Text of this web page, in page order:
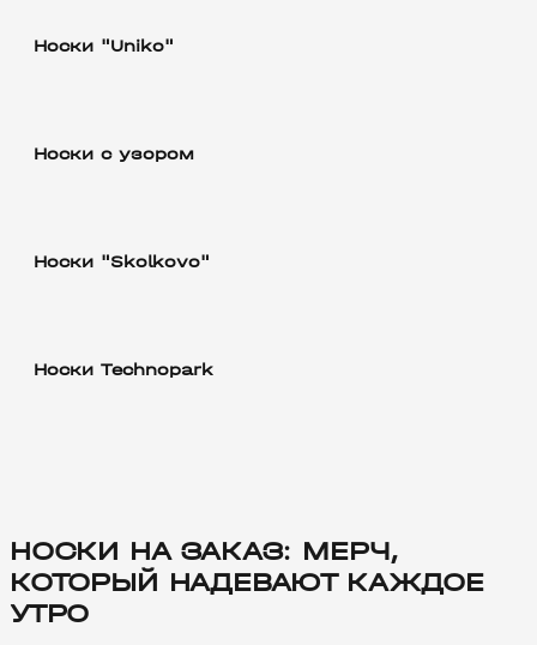
Носки "Uniko"
Носки с узором
Носки "Skolkovo"
Носки Technopark
НОСКИ НА ЗАКАЗ: МЕРЧ,
КОТОРЫЙ НАДЕВАЮТ КАЖДОЕ
УТРО